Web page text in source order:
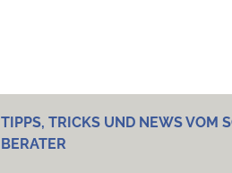
TIPPS, TRICKS UND NEWS VOM
BERATER